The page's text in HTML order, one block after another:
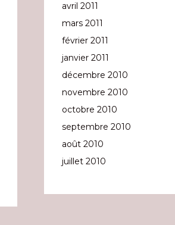
avril 2011
mars 2011
février 2011
janvier 2011
décembre 2010
novembre 2010
octobre 2010
septembre 2010
août 2010
juillet 2010